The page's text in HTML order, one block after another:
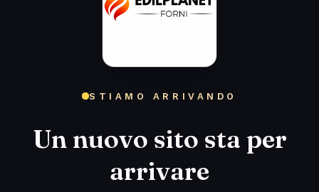
STIAMO ARRIVANDO
Un nuovo sito sta per
arrivare